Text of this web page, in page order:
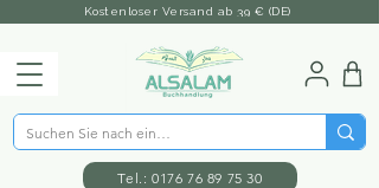
Tel.: 0176 76 89 75 30
Kostenloser Versand ab 39 € (DE)